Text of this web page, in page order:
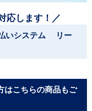
応します！／
いシステム リー
はこちらの商品もご